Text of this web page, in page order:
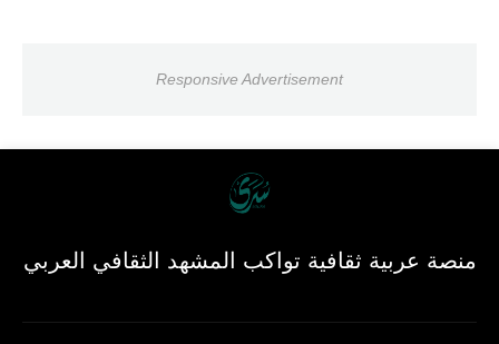
Responsive Advertisement
منصة عربية ثقافية تواكب المشهد الثقافي العربي